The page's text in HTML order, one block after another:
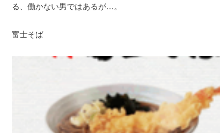
る、働かない男ではあるが…。
富士そば